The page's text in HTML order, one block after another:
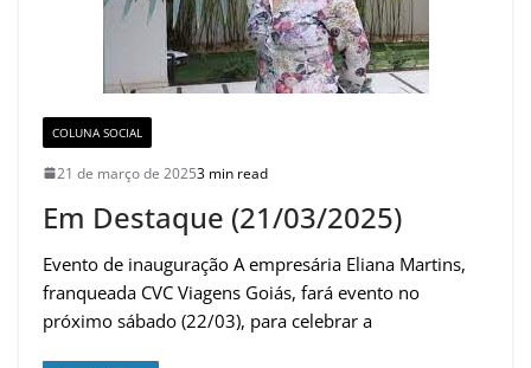
COLUNA SOCIAL
21 de março de 20253 min read
Em Destaque (21/03/2025)
Evento de inauguração A empresária Eliana Martins,
franqueada CVC Viagens Goiás, fará evento no
próximo sábado (22/03), para celebrar a